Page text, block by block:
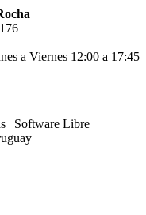
a Viernes 12:00 a 17:45
| Software Libre